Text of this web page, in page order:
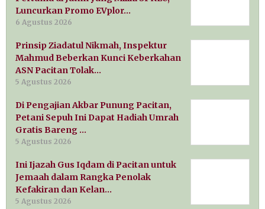
Luncurkan Promo EVplor…
6 Agustus 2026
Prinsip Ziadatul Nikmah, Inspektur
Mahmud Beberkan Kunci Keberkahan
ASN Pacitan Tolak…
5 Agustus 2026
Di Pengajian Akbar Punung Pacitan,
Petani Sepuh Ini Dapat Hadiah Umrah
Gratis Bareng …
5 Agustus 2026
Ini Ijazah Gus Iqdam di Pacitan untuk
Jemaah dalam Rangka Penolak
Kefakiran dan Kelan…
5 Agustus 2026